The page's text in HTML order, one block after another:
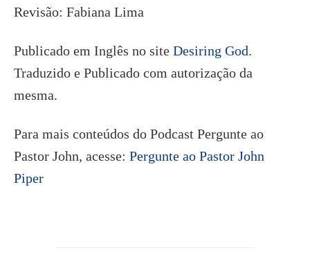
Revisão: Fabiana Lima
Publicado em Inglês no site Desiring God.
Traduzido e Publicado com autorização da
mesma.
Para mais conteúdos do Podcast Pergunte ao
Pastor John, acesse: Pergunte ao Pastor John
Piper